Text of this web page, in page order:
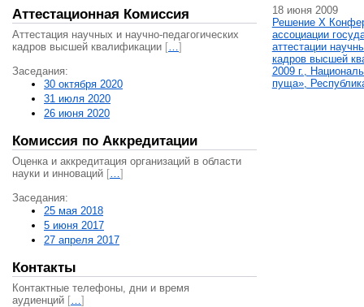
Аттестационная Комиссия
Аттестация научных и научно-педагогических
кадров высшей квалификации […]
Заседания:
30 октября 2020
31 июля 2020
26 июня 2020
Комиссия по Аккредитации
Оценка и аккредитация организаций в области
науки и инноваций […]
Заседания:
25 мая 2018
5 июня 2017
27 апреля 2017
Контакты
Контактные телефоны, дни и время
аудиенций […]
18 июня 2009
Решение X
ассоциации
аттестации
кадров высшей
2009 г.,
пуща»,